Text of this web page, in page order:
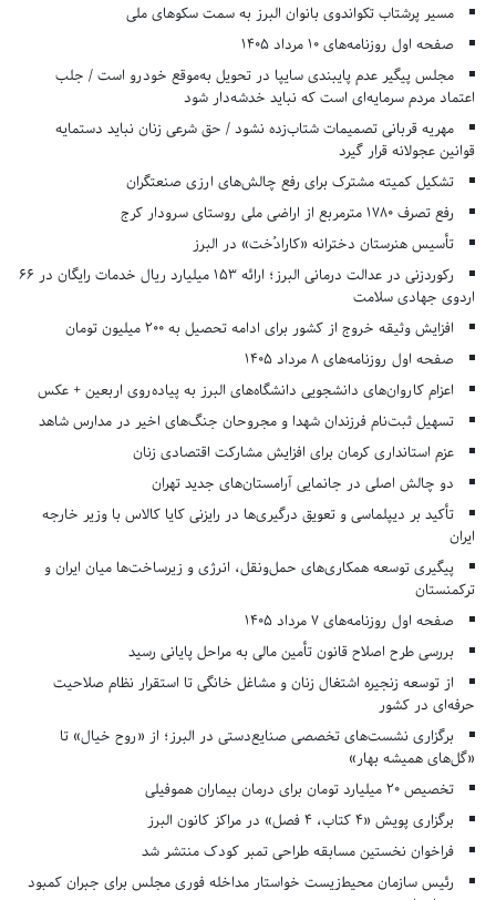
مسیر پرشتاب تکواندوی بانوان البرز به سمت سکوهای ملی
صفحه اول روزنامه‌های 10 مرداد 1405
مجلس پیگیر عدم پایبندی سایپا در تحویل به‌موقع خودرو است / جلب
اعتماد مردم سرمایه‌ای است که نباید خدشه‌دار شود
مهریه قربانی تصمیمات شتاب‌زده نشود / حق شرعی زنان نباید دستمایه
قوانین عجولانه قرار گیرد
تشکیل کمیته مشترک برای رفع چالش‌های ارزی صنعتگران
رفع تصرف ۱۷۸۰ مترمربع از اراضی ملی روستای سرودار کرج
تأسیس هنرستان دخترانه «کارادُخت» در البرز
رکوردزنی در عدالت درمانی البرز؛ ارائه ۱۵۳ میلیارد ریال خدمات رایگان در ۶۶
اردوی جهادی سلامت
افزایش وثیقه خروج از کشور برای ادامه تحصیل به ۲۰۰ میلیون تومان
صفحه اول روزنامه‌های 8 مرداد 1405
اعزام کاروان‌های دانشجویی دانشگاه‌های البرز به پیاده‌روی اربعین + عکس
تسهیل ثبت‌نام فرزندان شهدا و مجروحان جنگ‌های اخیر در مدارس شاهد
عزم استانداری کرمان برای افزایش مشارکت اقتصادی زنان
دو چالش اصلی در جانمایی آرامستان‌های جدید تهران
تأکید بر دیپلماسی و تعویق درگیری‌ها در رایزنی کایا کالاس با وزیر خارجه
ایران
پیگیری توسعه همکاری‌های حمل‌ونقل، انرژی و زیرساخت‌ها میان ایران و
ترکمنستان
صفحه اول روزنامه‌های 7 مرداد 1405
بررسی طرح اصلاح قانون تأمین مالی به مراحل پایانی رسید
از توسعه زنجیره اشتغال زنان و مشاغل خانگی تا استقرار نظام صلاحیت
حرفه‌ای در کشور
برگزاری نشست‌های تخصصی صنایع‌دستی در البرز؛ از «روح خیال» تا
«گل‌های همیشه بهار»
تخصیص ۲۰ میلیارد تومان برای درمان بیماران هموفیلی
برگزاری پویش «۴ کتاب، ۴ فصل» در مراکز کانون البرز
فراخوان نخستین مسابقه طراحی تمبر کودک منتشر شد
رئیس سازمان محیط‌زیست خواستار مداخله فوری مجلس برای جبران کمبود